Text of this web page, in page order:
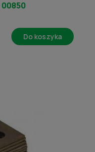
00850
Do koszyka